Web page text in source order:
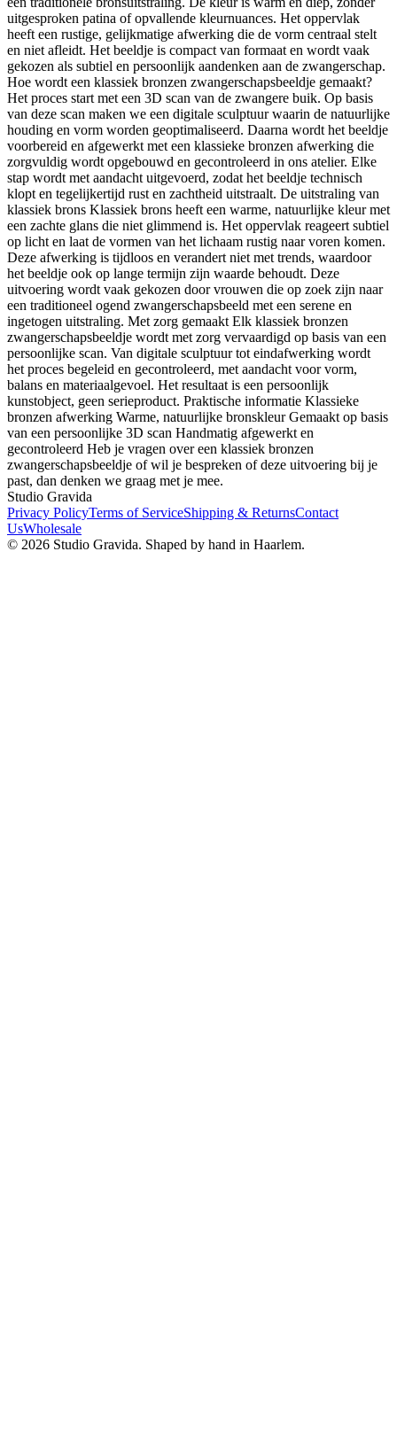
uitgesproken patina of opvallende kleurnuances. Het oppervlak
heeft een rustige, gelijkmatige afwerking die de vorm centraal stelt
en niet afleidt. Het beeldje is compact van formaat en wordt vaak
gekozen als subtiel en persoonlijk aandenken aan de zwangerschap.
Hoe wordt een klassiek bronzen zwangerschapsbeeldje gemaakt?
Het proces start met een 3D scan van de zwangere buik. Op basis
van deze scan maken we een digitale sculptuur waarin de natuurlijke
houding en vorm worden geoptimaliseerd. Daarna wordt het beeldje
voorbereid en afgewerkt met een klassieke bronzen afwerking die
zorgvuldig wordt opgebouwd en gecontroleerd in ons atelier. Elke
stap wordt met aandacht uitgevoerd, zodat het beeldje technisch
klopt en tegelijkertijd rust en zachtheid uitstraalt. De uitstraling van
klassiek brons Klassiek brons heeft een warme, natuurlijke kleur met
een zachte glans die niet glimmend is. Het oppervlak reageert subtiel
op licht en laat de vormen van het lichaam rustig naar voren komen.
Deze afwerking is tijdloos en verandert niet met trends, waardoor
het beeldje ook op lange termijn zijn waarde behoudt. Deze
uitvoering wordt vaak gekozen door vrouwen die op zoek zijn naar
een traditioneel ogend zwangerschapsbeeld met een serene en
ingetogen uitstraling. Met zorg gemaakt Elk klassiek bronzen
zwangerschapsbeeldje wordt met zorg vervaardigd op basis van een
persoonlijke scan. Van digitale sculptuur tot eindafwerking wordt
het proces begeleid en gecontroleerd, met aandacht voor vorm,
balans en materiaalgevoel. Het resultaat is een persoonlijk
kunstobject, geen serieproduct. Praktische informatie Klassieke
bronzen afwerking Warme, natuurlijke bronskleur Gemaakt op basis
van een persoonlijke 3D scan Handmatig afgewerkt en
gecontroleerd Heb je vragen over een klassiek bronzen
zwangerschapsbeeldje of wil je bespreken of deze uitvoering bij je
past, dan denken we graag met je mee.
Studio Gravida
Privacy PolicyTerms of ServiceShipping & ReturnsContact
UsWholesale
© 2026 Studio Gravida. Shaped by hand in Haarlem.